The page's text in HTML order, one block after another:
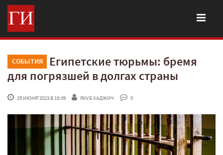
СОБЫТИЯ
Египетские тюрьмы: бремя
для погрязшей в долгах страны
29 ИЮНЯ'2023 В 18:09 ЯКУБ ХАДЖИЧ 0